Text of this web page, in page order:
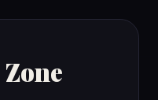
Zone